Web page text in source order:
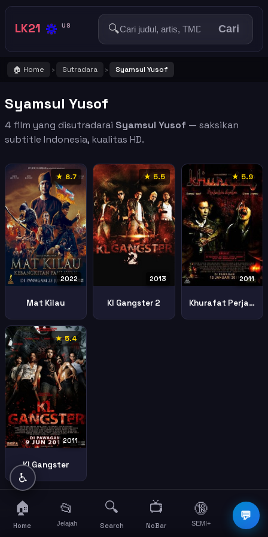
LK21 🔅 US 🔍 Cari
🏠 Home › Sutradara › Syamsul Yusof
Syamsul Yusof
4 film yang disutradarai Syamsul Yusof — saksikan
subtitle Indonesia, kualitas HD.
★ 6.7
2022
Mat Kilau
★ 5.5
2013
Kl Gangster 2
★ 5.9
2011
Khurafat Perjanjian Syaitan
★ 5.4
2011
Kl Gangster
💬
♿
🏠
Home
📂
Jelajah
🔍
Search
📺
NoBar
🔞
SEMI+
☰